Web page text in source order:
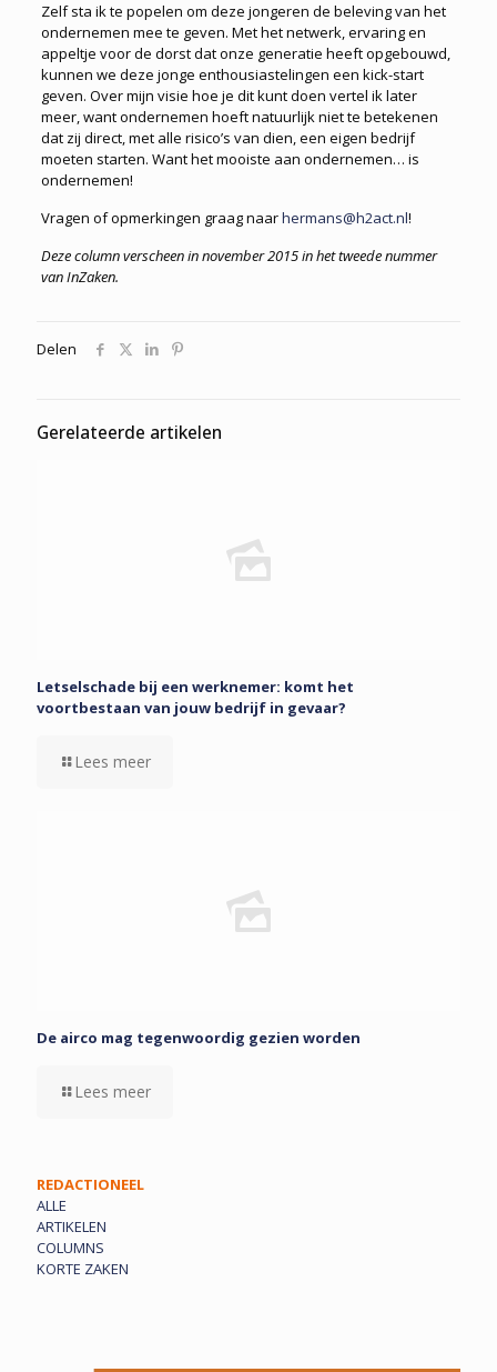
Zelf sta ik te popelen om deze jongeren de beleving van het
ondernemen mee te geven. Met het netwerk, ervaring en
appeltje voor de dorst dat onze generatie heeft opgebouwd,
kunnen we deze jonge enthousiastelingen een kick-start
geven. Over mijn visie hoe je dit kunt doen vertel ik later
meer, want ondernemen hoeft natuurlijk niet te betekenen
dat zij direct, met alle risico’s van dien, een eigen bedrijf
moeten starten. Want het mooiste aan ondernemen… is
ondernemen!
Vragen of opmerkingen graag naarhermans@h2act.nl!
Deze column verscheen in november 2015 in het tweede nummer
van InZaken.
Delen
Gerelateerde artikelen
Letselschade bij een werknemer: komt het
voortbestaan van jouw bedrijf in gevaar?
Lees meer
De airco mag tegenwoordig gezien worden
Lees meer
REDACTIONEEL
ALLE
ARTIKELEN
COLUMNS
KORTE ZAKEN